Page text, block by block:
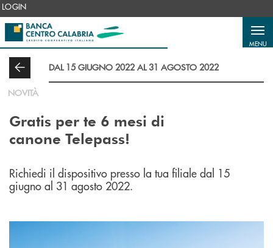
Salta al contenuto principale
LOGIN
MENU
DAL 15 GIUGNO 2022 AL 31 AGOSTO 2022
NOVITÀ
Gratis per te 6 mesi di
canone Telepass!
Richiedi il dispositivo presso la tua filiale dal 15
giugno al 31 agosto 2022.